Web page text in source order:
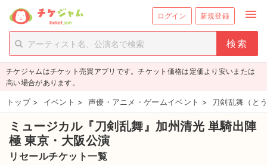
ログイン 新規登録 menu
person_add 新規会員登録
チケットを探す
新着チケット
値下げしたチケット
都道府県からチケットを探す
チケジャムはチケット売買アプリです。チケット価格は定価より安いまたは
高い場合があります。
トップ > イベント > 声優・アニメ・ゲームイベント > 刀剣乱舞（と
ミュージカル『刀剣乱舞』加州清光 単騎出陣
極 東京・大阪公演
リセールチケット一覧